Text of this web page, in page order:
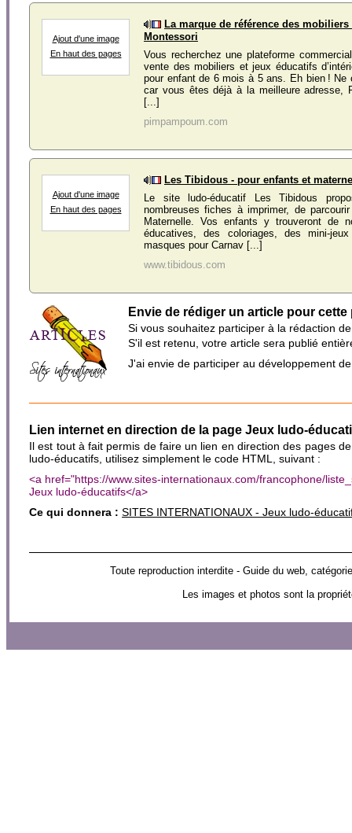
Ajout d'une image
En haut des pages
La marque de référence des mobiliers
Montessori
Vous recherchez une plateforme
vente des mobiliers et jeux éducatifs
pour enfant de 6 mois à 5 ans. Eh bien ! Ne
car vous êtes déjà à la meilleure adresse,
[...]
pimpampoum.com
Ajout d'une image
En haut des pages
Les Tibidous - pour enfants et
Le site ludo-éducatif Les Tibidous
nombreuses fiches à imprimer, de
Maternelle. Vos enfants y trouveront de
éducatives, des coloriages, des mini-
masques pour Carnav [...]
www.tibidous.com
Envie de rédiger un article pour cette
Si vous souhaitez participer à la rédaction
S'il est retenu, votre article sera publié
J'ai envie de participer au développement
Lien internet en direction de la page Jeux ludo-
Il est tout à fait permis de faire un lien en direction des pages
ludo-éducatifs, utilisez simplement le code HTML, suivant :
<a href="https://www.sites-internationaux.com/francophone/
Jeux ludo-éducatifs</a>
Ce qui donnera : SITES INTERNATIONAUX - Jeux ludo-
Toute reproduction interdite - Guide du web,
Les images et photos sont la